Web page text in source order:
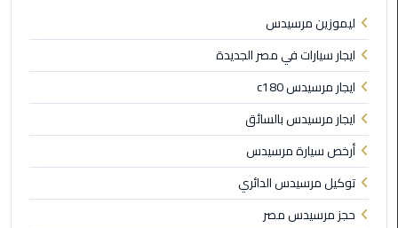
اسكندرية
تاكسي
العاصمة
ليموزين
مطار
برج
العرب
الدولي
ليموزين مرسيدس
ايجار سيارات في مصر الجديدة
ايجار مرسيدس c180
ايجار مرسيدس بالسائق
أرخص سيارة مرسيدس
توكيل مرسيدس الدائري
حجز مرسيدس مصر